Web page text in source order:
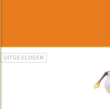
UITGEVLOGEN